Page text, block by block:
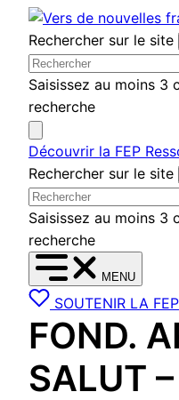
Aller
au
contenu
Rechercher sur le site
Saisissez au moins 3
recherche
Découvrir la FEP
Rechercher sur le site
Saisissez au moins 3
recherche
MENU
SOUTENIR LA FEP
FOND.
SALUT –